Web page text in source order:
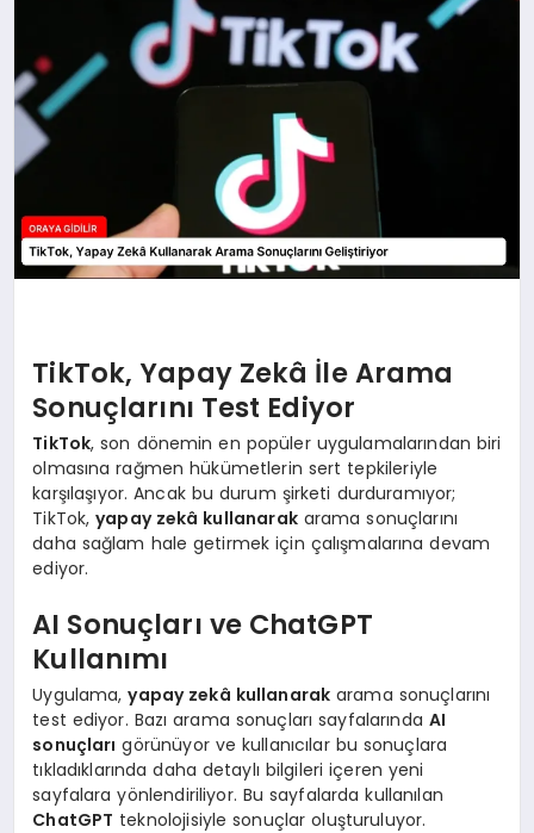
TikTok, Yapay Zekâ İle Arama
Sonuçlarını Test Ediyor
TikTok, son dönemin en popüler uygulamalarından biri
olmasına rağmen hükümetlerin sert tepkileriyle
karşılaşıyor. Ancak bu durum şirketi durduramıyor;
TikTok,yapay zekâ kullanarakarama sonuçlarını
daha sağlam hale getirmek için çalışmalarına devam
ediyor.
AI Sonuçları ve ChatGPT
Kullanımı
Uygulama,yapay zekâ kullanarak arama sonuçlarını
test ediyor. Bazı arama sonuçları sayfalarında AI
sonuçları görünüyor ve kullanıcılar bu sonuçlara
tıkladıklarında daha detaylı bilgileri içeren yeni
sayfalara yönlendiriliyor. Bu sayfalarda kullanılan
ChatGPT teknolojisiyle sonuçlar oluşturuluyor.